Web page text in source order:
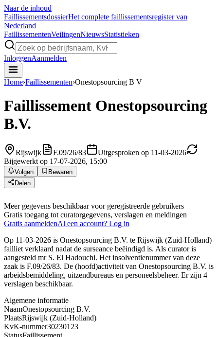
Naar de inhoud
FaillissementsdossierHet complete faillissementsregister van
Nederland
FaillissementenVeilingenNieuwsStatistieken
InloggenAanmelden
Home›Faillissementen›Onestopsourcing B V
Faillissement Onestopsourcing
B.V.
Rijswijk F.09/26/83
Uitgesproken op 11-03-2026
Bijgewerkt op 17-07-2026, 15:00
Volgen
Bewaren
Delen
Meer gegevens beschikbaar voor geregistreerde gebruikers
Gratis toegang tot curatorgegevens, verslagen en meldingen
Gratis aanmeldenAl een account? Log in
Op 11-03-2026 is Onestopsourcing B.V. te Rijswijk (Zuid-Holland)
failliet verklaard nadat de surseance beëindigd is. Als curator is
aangesteld mr S. El Hadouchi. Het insolventienummer van deze
zaak is F.09/26/83. De (hoofd)activiteit van Onestopsourcing B.V. is
arbeidsbemiddeling, uitzendbureaus en personeelsbeheer. Er zijn 4
verslagen beschikbaar.
Algemene informatie
NaamOnestopsourcing B.V.
PlaatsRijswijk (Zuid-Holland)
KvK-nummer30230123
StatusFaillissement